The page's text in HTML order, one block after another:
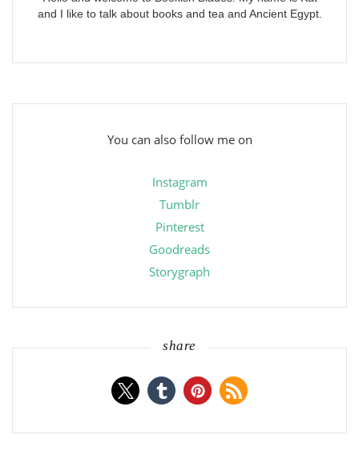
and I like to talk about books and tea and Ancient Egypt.
You can also follow me on
Instagram
Tumblr
Pinterest
Goodreads
Storygraph
share